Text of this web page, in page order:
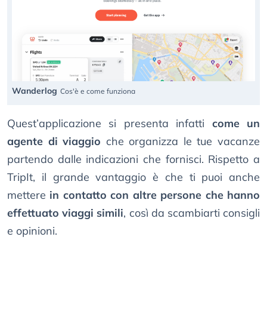
Wanderlog Cos'è e come funziona
Quest’applicazione si presenta infatti come un
agente di viaggio che organizza le tue vacanze
partendo dalle indicazioni che fornisci. Rispetto a
TripIt, il grande vantaggio è che ti puoi anche
mettere in contatto con altre persone che hanno
effettuato viaggi simili, così da scambiarti consigli
e opinioni.